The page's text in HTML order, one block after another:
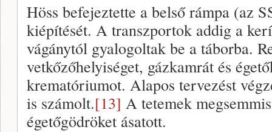
Höss befejeztette a belső rámpa (az
kiépítését. A transzportok addig a
vágánytól gyalogoltak be a táborba.
vetkőzőhelyiséget, gázkamrát és
krematóriumot. Alapos tervezést
is számolt.[13] A tetemek
égetőgödröket ásatott.